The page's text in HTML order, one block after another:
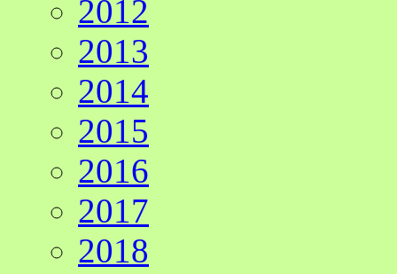
2012
2013
2014
2015
2016
2017
2018